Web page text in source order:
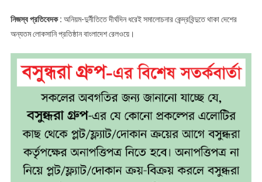
প্রকল্প
ফাত্তাহ;
অডিটে
আর্থিক
কেলেঙ্কারির
ফাঁস
!
নিজস্ব প্রতিবেদক : অনিয়ম-দুর্নীতিতে দীর্ঘদিন ধরেই সমালোচনার কেন্দ্রবিন্দুতে থাকা দেশের
অন্যতম লোকসানি প্রতিষ্ঠান বাংলাদেশ রেলওয়ে।